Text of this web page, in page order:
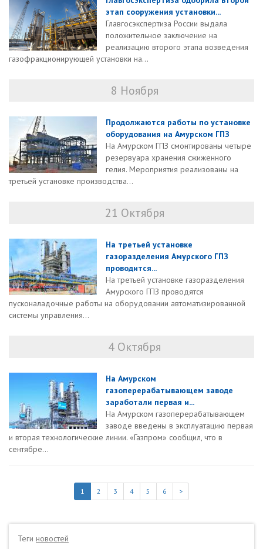
этап сооружения установки...
Главгосэкспертиза России выдала
положительное заключение на
реализацию второго этапа возведения
газофракционирующей установки на...
8 Ноября
Продолжаются работы по установке
оборудования на Амурском ГПЗ
На Амурском ГПЗ смонтированы четыре
резервуара хранения сжиженного
гелия. Мероприятия реализованы на
третьей установке производства...
21 Октября
На третьей установке
газоразделения Амурского ГПЗ
проводится...
На третьей установке газоразделения
Амурского ГПЗ проводятся
пусконаладочные работы на оборудовании автоматизированной
системы управления...
4 Октября
На Амурском
газоперерабатывающем заводе
заработали первая и...
На Амурском газоперерабатывающем
заводе введены в эксплуатацию первая
и вторая технологические линии. «Газпром» сообщил, что в
сентябре...
1 2 3 4 5 6 >
Теги новостей